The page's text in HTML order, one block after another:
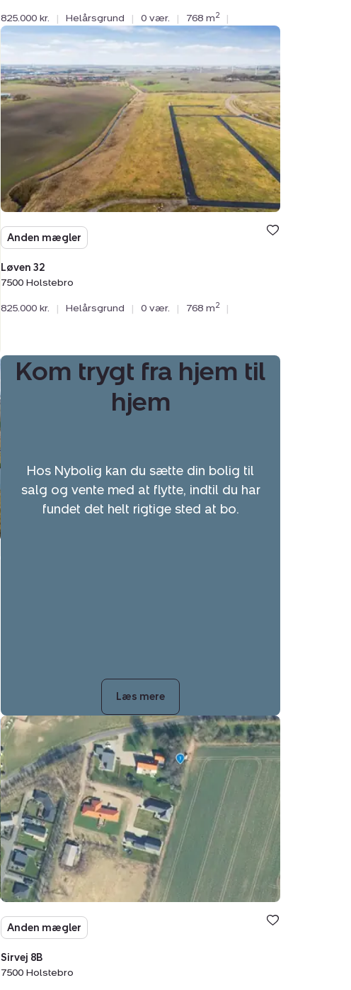
825.000 kr. | Helårsgrund | 0 vær. | 768 m2 |
Helårsgrund:
32,
7500
Holstebro
Anden mægler
Løven 32
7500 Holstebro
825.000 kr. | Helårsgrund | 0 vær. | 768 m2 |
Kom trygt fra hjem til
hjem
Hos Nybolig kan du sætte din bolig til
salg og vente med at flytte, indtil du har
fundet det helt rigtige sted at bo.
Læs mere
Helårsgrund:
Sirvej
8B,
7500
Holstebro
Anden mægler
Sirvej 8B
7500 Holstebro